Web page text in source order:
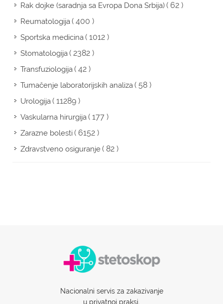
Rak dojke (saradnja sa Evropa Dona Srbija)( 62 )
Reumatologija( 400 )
Sportska medicina( 1012 )
Stomatologija( 2382 )
Transfuziologija( 42 )
Tumačenje laboratorijskih analiza( 58 )
Urologija( 11289 )
Vaskularna hirurgija( 177 )
Zarazne bolesti( 6152 )
Zdravstveno osiguranje( 82 )
Nacionalni servis za zakazivanje
u privatnoj praksi.